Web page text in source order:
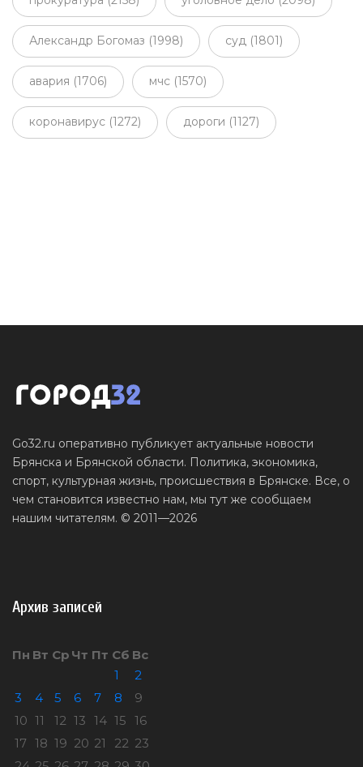
Александр Богомаз (1998) суд (1801)
авария (1706) мчс (1570)
коронавирус (1272) дороги (1127)
Go32.ru оперативно публикует актуальные новости
Брянска и Брянской области. Политика, экономика,
спорт, культурная жизнь, происшествия в Брянске. Все, о
чем становится известно нам, мы тут же сообщаем
нашим читателям. © 2011—2026
Архив записей
Пн Вт Ср Чт Пт Сб Вс
1
2
3
4 5 6 7 8
9
10 11 12 13 14 15 16
17 18 19 20 21 22 23